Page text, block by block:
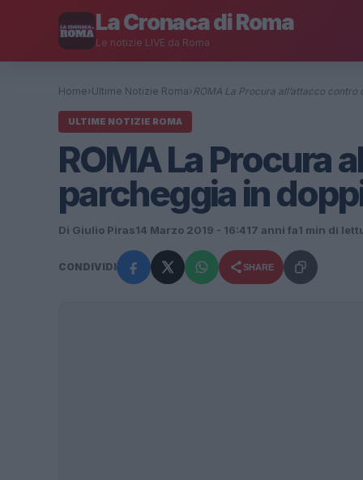
La Cronaca di Roma
Le notizie LIVE da Roma
Home› Ultime Notizie Roma› ROMA La Procura all’attacco
ULTIME NOTIZIE ROMA
ROMA La Procura
parcheggia in
Di Giulio Piras14 Marzo 2019 - 16:417 anni fa1 min di
CONDIVIDI SHARE